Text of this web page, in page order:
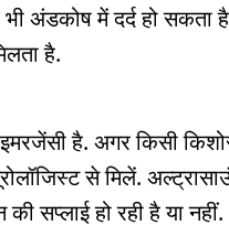
अंडकोष में दर्द हो सकता
है.
है. अगर किसी
से मिलें.
सप्लाई हो रही है या नहीं.